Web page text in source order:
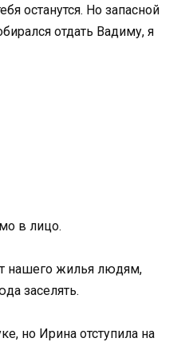
останутся. Но запасной
отдать Вадиму, я
в лицо.
нашего жилья людям,
заселять.
но Ирина отступила на